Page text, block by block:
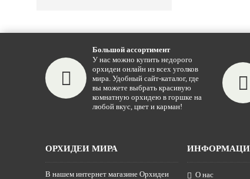
Большой ассортимент
У нас можно купить недорого
орхидеи онлайн из всех уголков
мира. Удобный сайт-каталог, где
вы можете выбрать красивую
комнатную орхидею в горшке на
любой вкус, цвет и карман!
ОРХИДЕИ МИРА
В нашем интернет магазине Орхидеи
О нас